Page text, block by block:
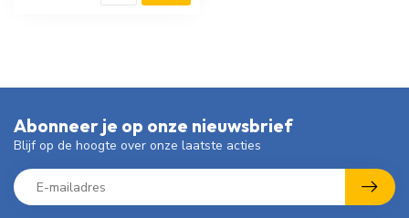
Abonneer je op onze nieuwsbrief
Blijf op de hoogte over onze laatste acties